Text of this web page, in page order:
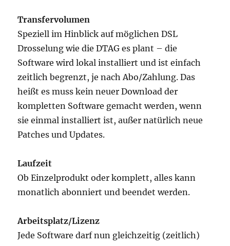
Transfervolumen
Speziell im Hinblick auf möglichen DSL
Drosselung wie die DTAG es plant – die
Software wird lokal installiert und ist einfach
zeitlich begrenzt, je nach Abo/Zahlung. Das
heißt es muss kein neuer Download der
kompletten Software gemacht werden, wenn
sie einmal installiert ist, außer natürlich neue
Patches und Updates.
Laufzeit
Ob Einzelprodukt oder komplett, alles kann
monatlich abonniert und beendet werden.
Arbeitsplatz/Lizenz
Jede Software darf nun gleichzeitig (zeitlich)